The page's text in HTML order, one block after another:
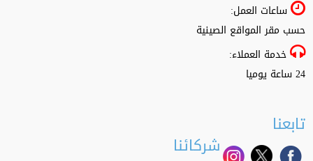
ساعات العمل:
حسب مقر المواقع الصينية
خدمة العملاء:
24 ساعة يوميا
تابعنا
شركائنا